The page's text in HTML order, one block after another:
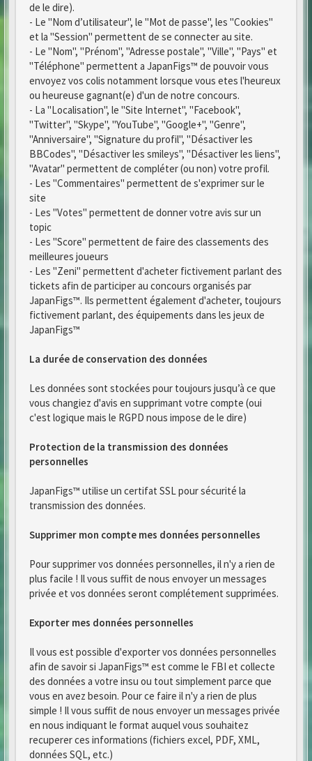
de le dire).
- Le "Nom d’utilisateur", le "Mot de passe", les "Cookies"
et la "Session" permettent de se connecter au site.
- Le "Nom", "Prénom", "Adresse postale", "Ville", "Pays" et
"Téléphone" permettent a JapanFigs™ de pouvoir vous
envoyez vos colis notamment lorsque vous etes l'heureux
ou heureuse gagnant(e) d'un de notre concours.
- La "Localisation", le "Site Internet", "Facebook",
"Twitter", "Skype", "YouTube", "Google+", "Genre",
"Anniversaire", "Signature du profil", "Désactiver les
BBCodes", "Désactiver les smileys", "Désactiver les liens",
"Avatar" permettent de compléter (ou non) votre profil.
- Les "Commentaires" permettent de s'exprimer sur le
site
- Les "Votes" permettent de donner votre avis sur un
topic
- Les "Score" permettent de faire des classements des
meilleures joueurs
- Les "Zeni" permettent d'acheter fictivement parlant des
tickets afin de participer au concours organisés par
JapanFigs™. Ils permettent également d'acheter, toujours
fictivement parlant, des équipements dans les jeux de
JapanFigs™
La durée de conservation des données
Les données sont stockées pour toujours jusqu’à ce que
vous changiez d'avis en supprimant votre compte (oui
c'est logique mais le RGPD nous impose de le dire)
Protection de la transmission des données
personnelles
JapanFigs™ utilise un certifat SSL pour sécurité la
transmission des données.
Supprimer mon compte mes données personnelles
Pour supprimer vos données personnelles, il n'y a rien de
plus facile ! Il vous suffit de nous envoyer un messages
privée et vos données seront complétement supprimées.
Exporter mes données personnelles
Il vous est possible d'exporter vos données personnelles
afin de savoir si JapanFigs™ est comme le FBI et collecte
des données a votre insu ou tout simplement parce que
vous en avez besoin. Pour ce faire il n'y a rien de plus
simple ! Il vous suffit de nous envoyer un messages privée
en nous indiquant le format auquel vous souhaitez
recuperer ces informations (fichiers excel, PDF, XML,
données SQL, etc.)